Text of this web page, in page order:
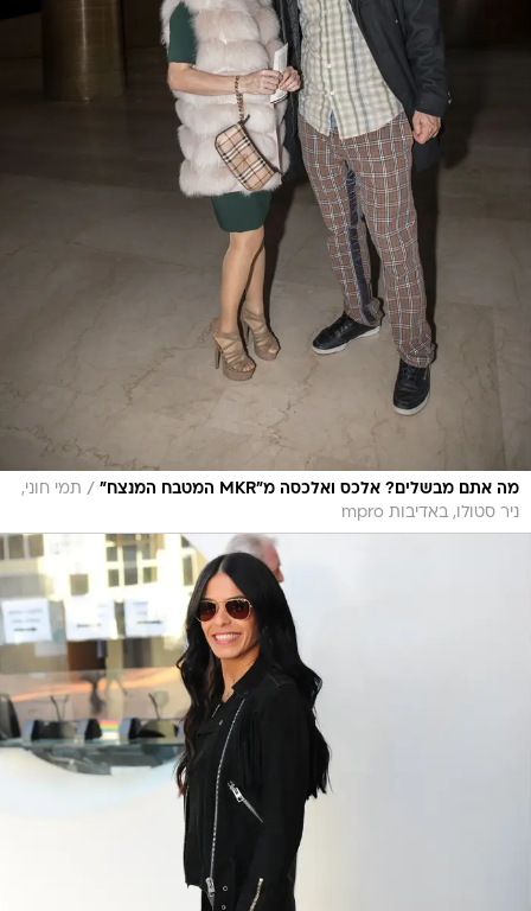
מה אתם מבשלים? אלכס ואלכסה מ"MKR המטבח המנצח" / תמי חוני,
ניר סטולו, באדיבות mpro